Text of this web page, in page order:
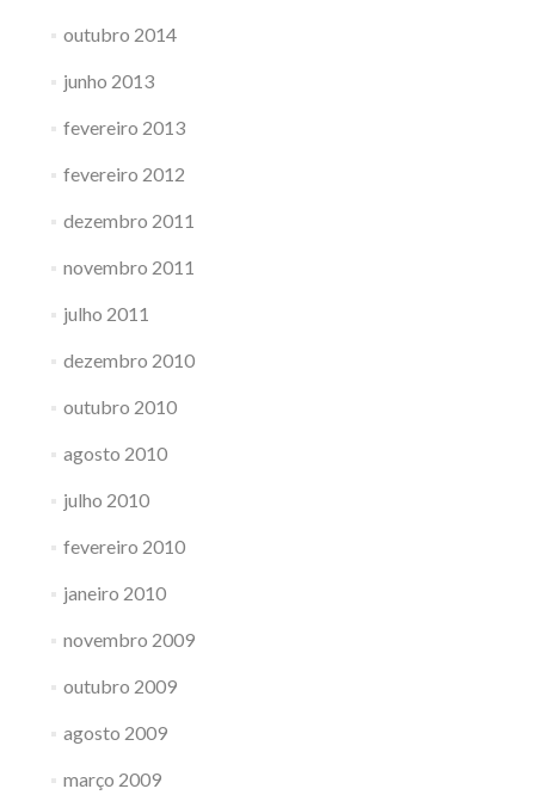
outubro 2014
junho 2013
fevereiro 2013
fevereiro 2012
dezembro 2011
novembro 2011
julho 2011
dezembro 2010
outubro 2010
agosto 2010
julho 2010
fevereiro 2010
janeiro 2010
novembro 2009
outubro 2009
agosto 2009
março 2009